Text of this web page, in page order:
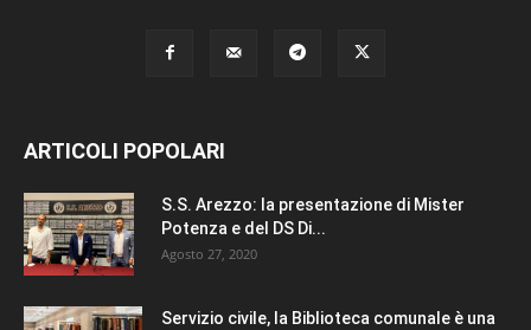
ARTICOLI POPOLARI
S.S. Arezzo: la presentazione di Mister
Potenza e del DS Di...
Agosto 27, 2020
Servizio civile, la Biblioteca comunale è una